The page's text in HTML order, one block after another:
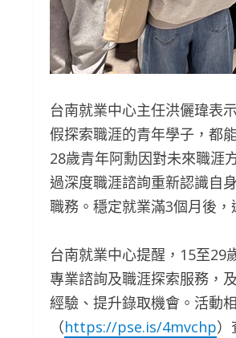
台南就業中心主任洪儷瑋表
假探索職涯的青年學子，都
28歲青年阿勳因對未來職涯
過深度職涯諮詢重新認識自
職務。穩定就業滿3個月後
台南就業中心提醒，15至29
專業諮詢及職涯探索服務，
經驗、提升錄取機會。活動
（https://pse.is/4mvchp）